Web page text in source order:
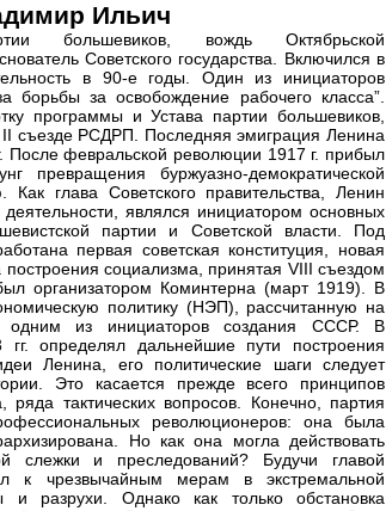
Ильич
большевиков, вождь Октябрьской
Советского государства. Включился в
в 90-е годы. Один из инициаторов
борьбы за освобождение рабочего класса”.
программы и Устава партии большевиков,
съезде РСДРП. Последняя эмиграция Ленина
После февральской революции 1917 г. прибыл
превращения буржуазно-демократической
Как глава Советского правительства, Ленин
являлся инициатором основных
партии и Советской власти. Под
первая советская конституция, новая
социализма, принятая VIII съездом
организатором Коминтерна (март 1919). В
политику (НЭП), рассчитанную на
одним из инициаторов создания СССР. В
определял дальнейшие пути построения
Ленина, его политические шаги следует
Это касается прежде всего принципов
ряда тактических вопросов. Конечно, партия
революционеров: она была
Но как она могла действовать
слежки и преследований? Будучи главой
к чрезвычайным мерам в экстремальной
и разрухи. Однако как только обстановка